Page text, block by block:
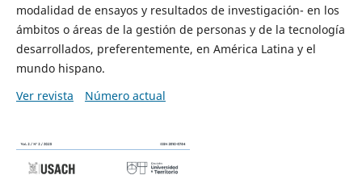
modalidad de ensayos y resultados de investigación- en los
ámbitos o áreas de la gestión de personas y de la tecnología
desarrollados, preferentemente, en América Latina y el
mundo hispano.
Ver revista
Número actual